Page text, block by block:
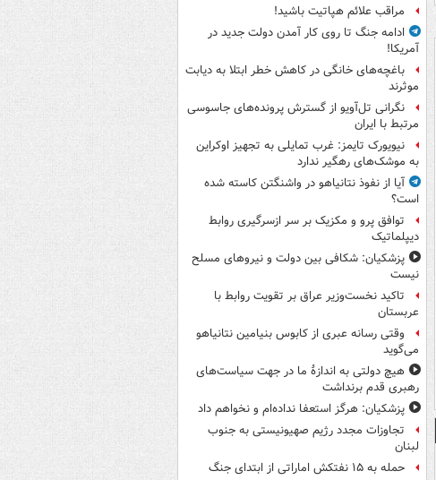
مراقب علائم هپاتیت باشید!
ادامه جنگ تا روی کار آمدن دولت جدید در
آمریکا!
باغچه‌های خانگی در کاهش خطر ابتلا به دیابت
موثرند
نگرانی تل‌آویو از گسترش پرونده‌های جاسوسی
مرتبط با ایران
نیویورک تایمز: غرب تمایلی به تجهیز اوکراین
به موشک‌های رهگیر ندارد
آیا از نفوذ نتانیاهو در واشنگتن کاسته شده
است؟
توافق پرو و مکزیک بر سر ازسرگیری روابط
دیپلماتیک
پزشکیان: شکافی بین دولت و نیروهای مسلح
نیست
تاکید نخست‌وزیر عراق بر تقویت روابط با
عربستان
وقتی رسانه عبری از کابوس بنیامین نتانیاهو
می‌گوید
هیچ دولتی به اندازۀ ما در جهت سیاست‌های
رهبری قدم برنداشت
پزشکیان: هرگز استعفا نداده‌ام و نخواهم داد
تجاوزات مجدد رژیم صهیونیستی به جنوب
لبنان
حمله به ۱۵ نفتکش‌ اماراتی از ابتدای جنگ